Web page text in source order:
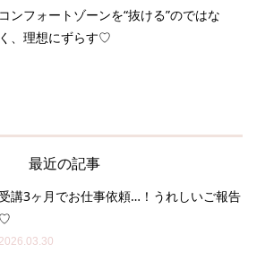
コンフォートゾーンを“抜ける”のではな
く、理想にずらす♡
最近の記事
講3ヶ月でお仕事依頼…！うれしいご報告
♡
2026.03.30